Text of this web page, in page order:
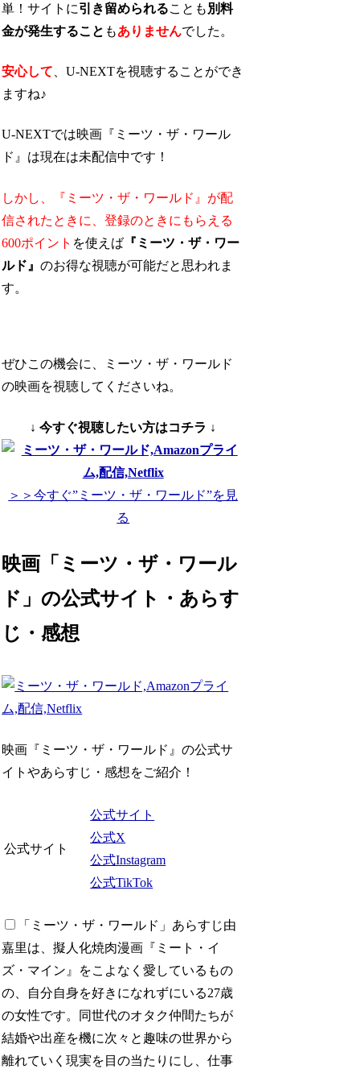
単！サイトに引き留められることも 別料
金が発生すること もありませんでした。
安心して 、U-NEXTを視聴することができ
ますね♪
U-NEXTでは映画『ミーツ・ザ・ワール
ド』は現在は未配信中です！
しかし、『ミーツ・ザ・ワールド』が配
信されたときに、登録のときにもらえる
600ポイント を使えば 『ミーツ・ザ・ワー
ルド』のお得な視聴が可能だと思われま
す。
ぜひこの機会に、ミーツ・ザ・ワールド
の映画を視聴してくださいね。
↓ 今すぐ視聴したい方はコチラ ↓
＞＞今すぐ”ミーツ・ザ・ワールド”を見
る
映画「ミーツ・ザ・ワール
ド」の公式サイト・あらす
じ・感想
映画『ミーツ・ザ・ワールド』の公式サ
イトやあらすじ・感想をご紹介！
公式サイト
公式サイト
公式X
公式Instagram
公式TikTok
「ミーツ・ザ・ワールド」あらすじ由
嘉里は、擬人化焼肉漫画『ミート・イ
ズ・マイン』をこよなく愛しているもの
の、自分自身を好きになれずにいる27歳
の女性です。同世代のオタク仲間たちが
結婚や出産を機に次々と趣味の世界から
離れていく現実を目の当たりにし、仕事